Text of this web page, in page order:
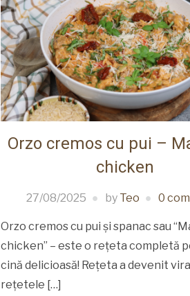
Orzo cremos cu pui –
chicken
27/08/2025 by Teo 0
Orzo cremos cu pui și spanac sau
chicken” – este o rețeta completă
cină delicioasă! Rețeta a devenit
rețetele […]